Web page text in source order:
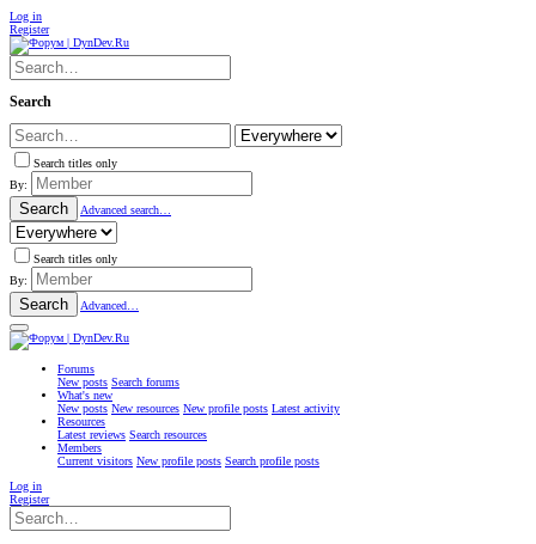
Log in
Register
Search
Search titles only
By:
Search Advanced search…
Search titles only
By:
Search Advanced…
Forums
New posts Search forums
What's new
New posts New resources New profile posts Latest activity
Resources
Latest reviews Search resources
Members
Current visitors New profile posts Search profile posts
Log in
Register